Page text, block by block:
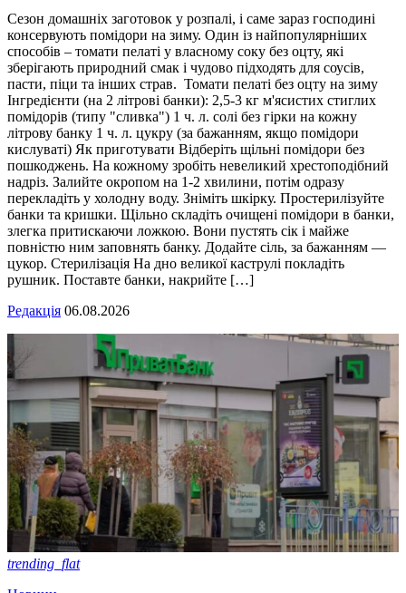
Сезон домашніх заготовок у розпалі, і саме зараз господині
консервують помідори на зиму. Один із найпопулярніших
способів – томати пелаті у власному соку без оцту, які
зберігають природний смак і чудово підходять для соусів,
пасти, піци та інших страв. Томати пелаті без оцту на зиму
Інгредієнти (на 2 літрові банки): 2,5-3 кг м'ясистих стиглих
помідорів (типу "сливка") 1 ч. л. солі без гірки на кожну
літрову банку 1 ч. л. цукру (за бажанням, якщо помідори
кислуваті) Як приготувати Відберіть щільні помідори без
пошкоджень. На кожному зробіть невеликий хрестоподібний
надріз. Залийте окропом на 1-2 хвилини, потім одразу
перекладіть у холодну воду. Зніміть шкірку. Простерилізуйте
банки та кришки. Щільно складіть очищені помідори в банки,
злегка притискаючи ложкою. Вони пустять сік і майже
повністю ним заповнять банку. Додайте сіль, за бажанням —
цукор. Стерилізація На дно великої каструлі покладіть
рушник. Поставте банки, накрийте […]
Редакція 06.08.2026
trending_flat